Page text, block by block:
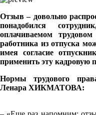
Отзыв – довольно
понадобился
оплачиваемом
работника из отпуска
имея согласие
применить эту кадровую
Нормы трудового
Ленара ХИКМАТОВА: